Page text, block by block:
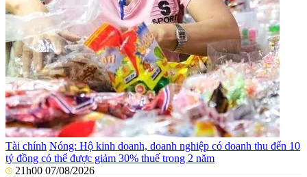
Tài chính Nóng: Hộ kinh doanh, doanh nghiệp có doanh thu đến 10
tỷ đồng có thể được giảm 30% thuế trong 2 năm
21h00 07/08/2026